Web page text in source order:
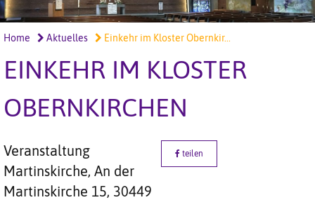
Home Aktuelles Einkehr im Kloster Obernkir...
EINKEHR IM KLOSTER
OBERNKIRCHEN
Veranstaltung
Martinskirche, An der
Martinskirche 15, 30449
teilen